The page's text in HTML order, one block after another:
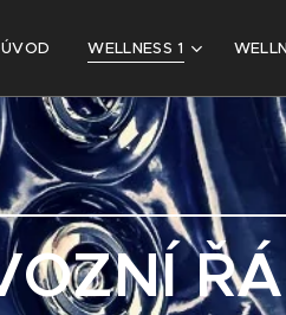
ÚVOD WELLNESS 1